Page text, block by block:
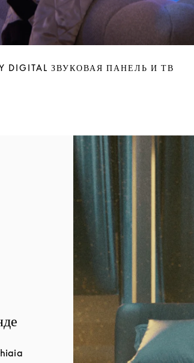
DIGITAL ЗВУКОВАЯ ПАНЕЛЬ И ТВ
Изображение события